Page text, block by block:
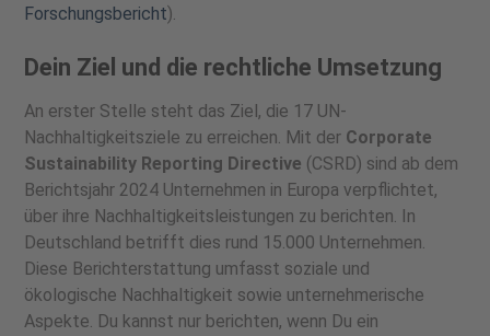
Forschungsbericht).
Dein Ziel und die rechtliche Umsetzung
An erster Stelle steht das Ziel, die 17 UN-
Nachhaltigkeitsziele zu erreichen. Mit der Corporate
Sustainability Reporting Directive (CSRD) sind ab dem
Berichtsjahr 2024 Unternehmen in Europa verpflichtet,
über ihre Nachhaltigkeitsleistungen zu berichten. In
Deutschland betrifft dies rund 15.000 Unternehmen.
Diese Berichterstattung umfasst soziale und
ökologische Nachhaltigkeit sowie unternehmerische
Aspekte. Du kannst nur berichten, wenn Du ein